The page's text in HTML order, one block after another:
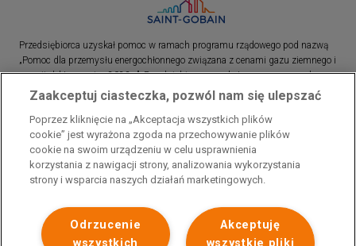
Przedsiębiorca uzyskał pomoc w ramach programu rządowego pod nazwą
„Pomoc dla przemysłu energochłonnego związana z cenami gazu ziemnego i
energii elektrycznej w 2023 r.”. Przedsiębiorca uzyskał pomoc w ramach
programu rządowego pod nazwą: „Pomoc dla sektorów energochłonnych
związana z nagłymi wzrostami cen gazu ziemnego i energii elektrycznej w
2022 r.”
Zaakceptuj ciasteczka, pozwól nam się ulepszać
Poprzez kliknięcie na „Akceptacja wszystkich plików
cookie” jest wyrażona zgoda na przechowywanie plików
cookie na swoim urządzeniu w celu usprawnienia
korzystania z nawigacji strony, analizowania wykorzystania
strony i wsparcia naszych działań marketingowych.
Akceptuję
wszystkie pliki
Odrzucenie
wszystkich